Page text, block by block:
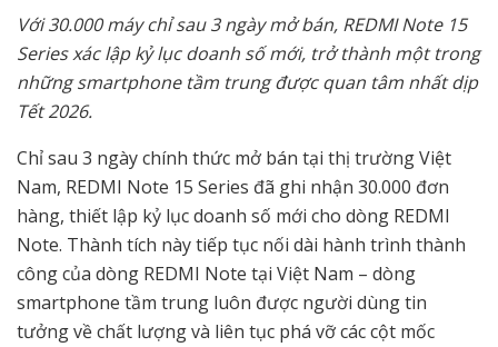
Với 30.000 máy chỉ sau 3 ngày mở bán, REDMI Note 15
Series xác lập kỷ lục doanh số mới, trở thành một trong
những smartphone tầm trung được quan tâm nhất dịp
Tết 2026.
Chỉ sau 3 ngày chính thức mở bán tại thị trường Việt
Nam, REDMI Note 15 Series đã ghi nhận 30.000 đơn
hàng, thiết lập kỷ lục doanh số mới cho dòng REDMI
Note. Thành tích này tiếp tục nối dài hành trình thành
công của dòng REDMI Note tại Việt Nam – dòng
smartphone tầm trung luôn được người dùng tin
tưởng về chất lượng và liên tục phá vỡ các cột mốc